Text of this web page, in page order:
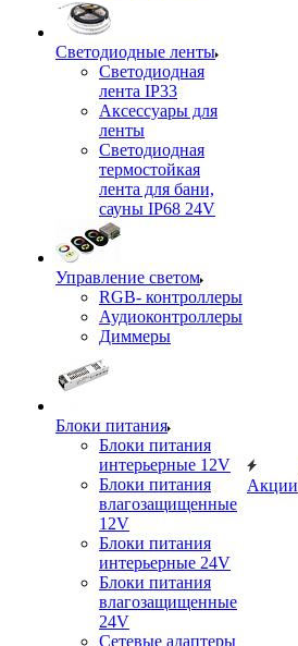
Светодиодные ленты
Светодиодная
лента IP33
Аксессуары для
ленты
Светодиодная
термостойкая
лента для бани,
сауны IP68 24V
Управление светом
RGB- контроллеры
Аудиоконтроллеры
Диммеры
Блоки питания
Блоки питания
интерьерные 12V
Блоки питания
влагозащищенные
12V
Блоки питания
интерьерные 24V
Блоки питания
влагозащищенные
24V
Сетевые адаптеры
Акции